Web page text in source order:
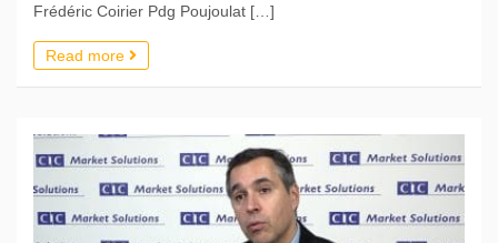
Frédéric Coirier Pdg Poujoulat […]
Read more